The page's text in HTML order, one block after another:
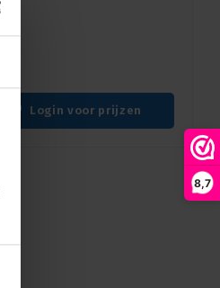
8,7
Login voor prijzen